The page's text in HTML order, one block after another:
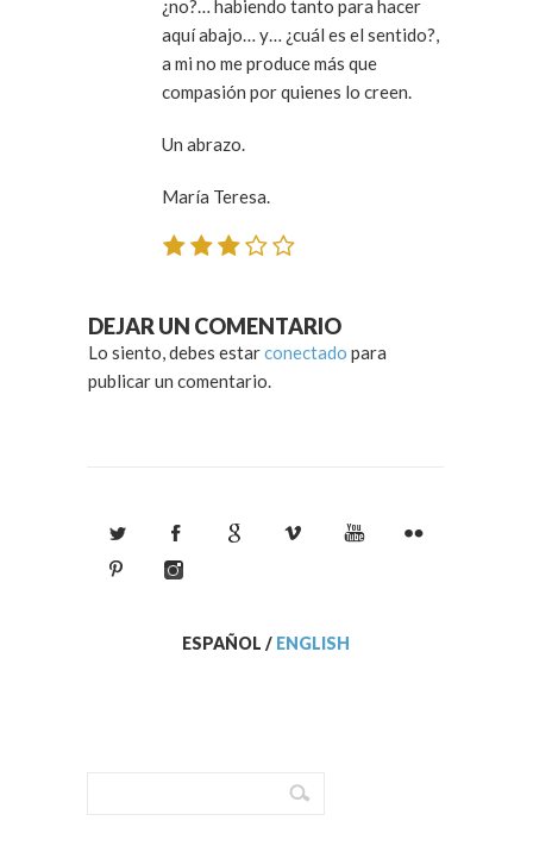
¿no?… habiendo tanto para hacer
aquí abajo… y… ¿cuál es el sentido?,
a mi no me produce más que
compasión por quienes lo creen.
Un abrazo.
María Teresa.
DEJAR UN COMENTARIO
Lo siento, debes estarconectado para
publicar un comentario.
ESPAÑOL / ENGLISH